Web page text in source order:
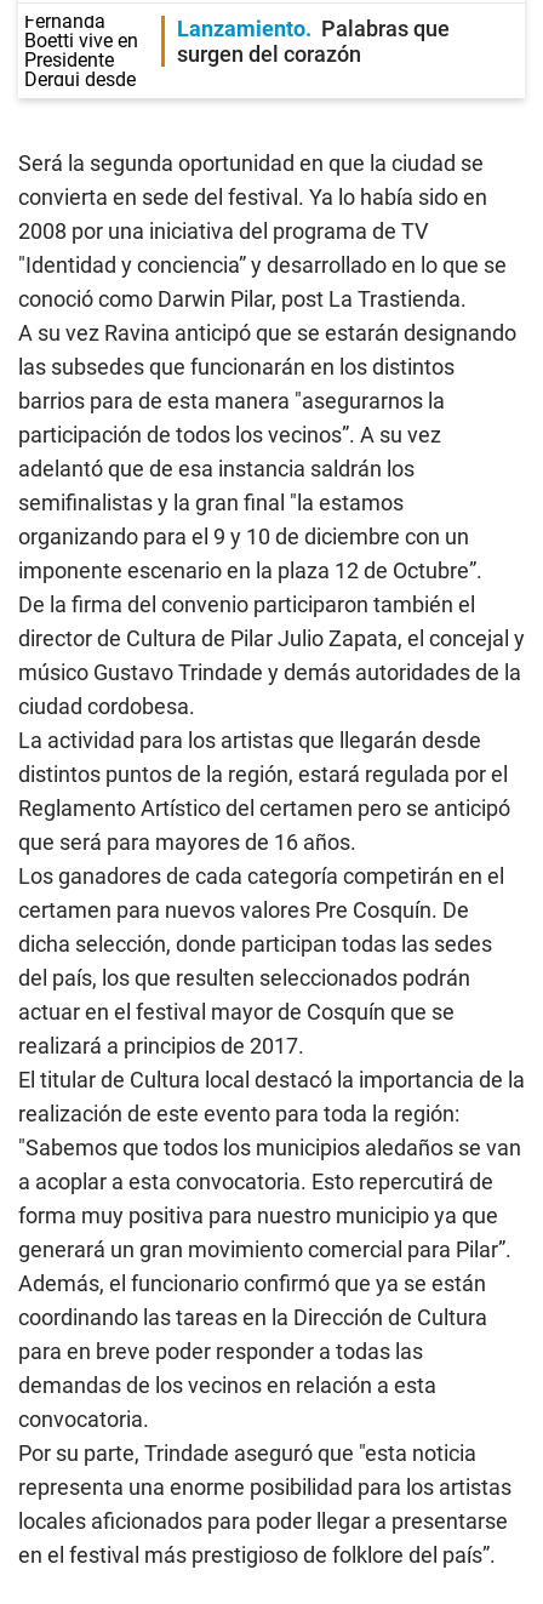
Lanzamiento
Palabras que
surgen del corazón
Será la segunda oportunidad en que la ciudad se
convierta en sede del festival. Ya lo había sido en
2008 por una iniciativa del programa de TV
"Identidad y conciencia” y desarrollado en lo que se
conoció como Darwin Pilar, post La Trastienda.
A su vez Ravina anticipó que se estarán designando
las subsedes que funcionarán en los distintos
barrios para de esta manera "asegurarnos la
participación de todos los vecinos”. A su vez
adelantó que de esa instancia saldrán los
semifinalistas y la gran final "la estamos
organizando para el 9 y 10 de diciembre con un
imponente escenario en la plaza 12 de Octubre”.
De la firma del convenio participaron también el
director de Cultura de Pilar Julio Zapata, el concejal y
músico Gustavo Trindade y demás autoridades de la
ciudad cordobesa.
La actividad para los artistas que llegarán desde
distintos puntos de la región, estará regulada por el
Reglamento Artístico del certamen pero se anticipó
que será para mayores de 16 años.
Los ganadores de cada categoría competirán en el
certamen para nuevos valores Pre Cosquín. De
dicha selección, donde participan todas las sedes
del país, los que resulten seleccionados podrán
actuar en el festival mayor de Cosquín que se
realizará a principios de 2017.
El titular de Cultura local destacó la importancia de la
realización de este evento para toda la región:
"Sabemos que todos los municipios aledaños se van
a acoplar a esta convocatoria. Esto repercutirá de
forma muy positiva para nuestro municipio ya que
generará un gran movimiento comercial para Pilar”.
Además, el funcionario confirmó que ya se están
coordinando las tareas en la Dirección de Cultura
para en breve poder responder a todas las
demandas de los vecinos en relación a esta
convocatoria.
Por su parte, Trindade aseguró que "esta noticia
representa una enorme posibilidad para los artistas
locales aficionados para poder llegar a presentarse
en el festival más prestigioso de folklore del país”.